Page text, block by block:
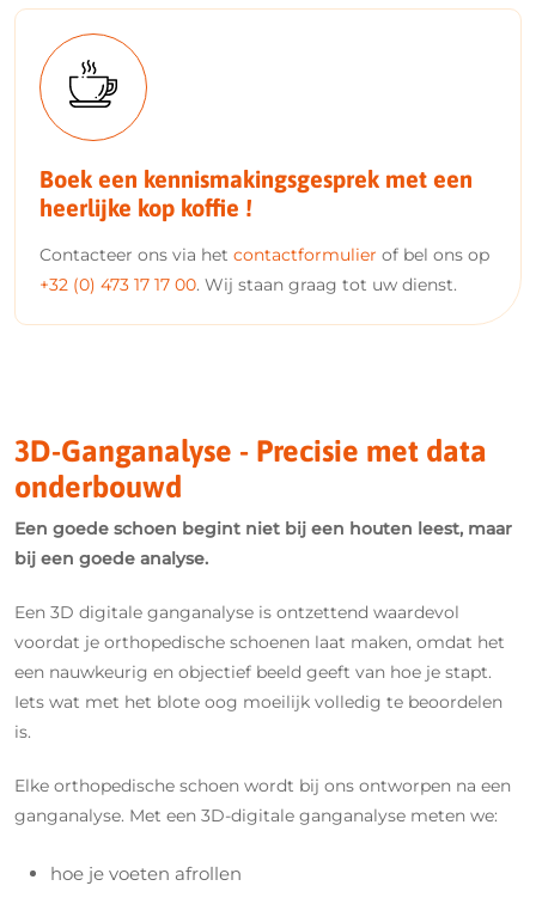
Boek een kennismakingsgesprek met een
heerlijke kop koffie !
Contacteer ons via het contactformulier of bel ons op
+32 (0) 473 17 17 00. Wij staan graag tot uw dienst.
3D-Ganganalyse - Precisie met data
onderbouwd
Een goede schoen begint niet bij een houten leest, maar
bij een goede analyse.
Een 3D digitale ganganalyse is ontzettend waardevol
voordat je orthopedische schoenen laat maken, omdat het
een nauwkeurig en objectief beeld geeft van hoe je stapt.
Iets wat met het blote oog moeilijk volledig te beoordelen
is.
Elke orthopedische schoen wordt bij ons ontworpen na een
ganganalyse. Met een 3D-digitale ganganalyse meten we:
hoe je voeten afrollen